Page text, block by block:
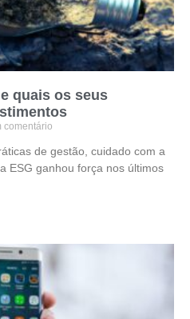
quais os seus
comentário
de gestão, cuidado com a
ESG ganhou força nos últimos